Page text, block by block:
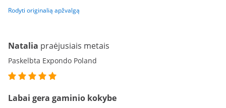
Rodyti originalią apžvalgą
Natalia praėjusiais metais
Paskelbta Expondo Poland
Labai gera gaminio kokybe